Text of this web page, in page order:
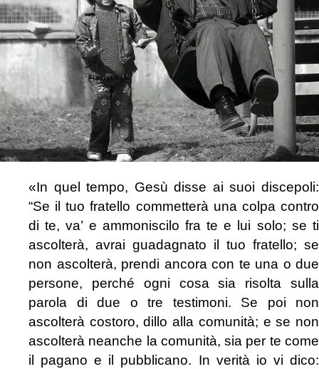
«In quel tempo, Gesù disse ai suoi discepoli:
“Se il tuo fratello commetterà una colpa contro
di te, va’ e ammoniscilo fra te e lui solo; se ti
ascolterà, avrai guadagnato il tuo fratello; se
non ascolterà, prendi ancora con te una o due
persone, perché ogni cosa sia risolta sulla
parola di due o tre testimoni. Se poi non
ascolterà costoro, dillo alla comunità; e se non
ascolterà neanche la comunità, sia per te come
il pagano e il pubblicano. In verità io vi dico: